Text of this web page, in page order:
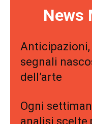
News
segnali
dell’arte
Ogni
analisi scelte